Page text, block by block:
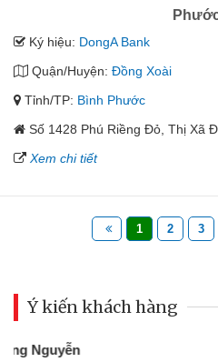
Ký hiệu: DongA Bank
Quận/Huyện: Đồng Xoài
Tỉnh/TP: Bình Phước
Số 1428 Phú Riềng Đỏ, Thị Xã
Xem chi tiết
1 2 3
Ý kiến khách hàng